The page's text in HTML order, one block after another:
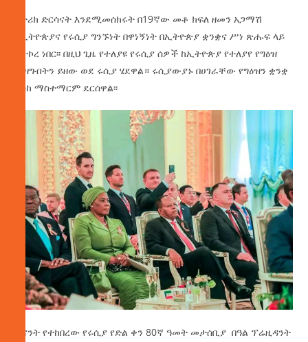
የታሪክ ድርሳናት እንደሚመሰክሩት በ19ኛው መቶ ክፍለ ዘመን አጋማሽ
የኢትዮጵያና የሩሲያ ግንኙነት በዋነኝነት በኢትዮጵያ ቋንቋና ሥነ ጽሑፍ ላይ
ያተኮረ ነበር፡፡ በዚህ ጊዜ የተለያዩ የሩሲያ ሰዎች ከኢትዮጵያ የተለያየ የግዕዝ
መዛግብትን ይዘው ወደ ሩሲያ ሄደዋል። ሩሲያውያኑ በሀገራቸው የግዕዝን ቋንቋ
እስከ ማስተማርም ደርሰዋል፡፡
ትናንት የተከበረው የሩሲያ የድል ቀን 80ኛ ዓመት መታሰቢያ በዓል ፕሬዚዳንት